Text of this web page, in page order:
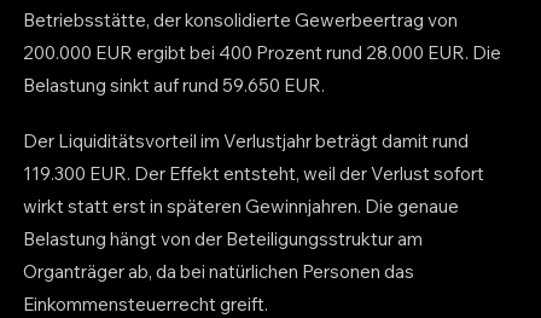
Betriebsstätte, der konsolidierte Gewerbeertrag von
200.000 EUR ergibt bei 400 Prozent rund 28.000 EUR. Die
Belastung sinkt auf rund 59.650 EUR.
Der Liquiditätsvorteil im Verlustjahr beträgt damit rund
119.300 EUR. Der Effekt entsteht, weil der Verlust sofort
wirkt statt erst in späteren Gewinnjahren. Die genaue
Belastung hängt von der Beteiligungsstruktur am
Organträger ab, da bei natürlichen Personen das
Einkommensteuerrecht greift.